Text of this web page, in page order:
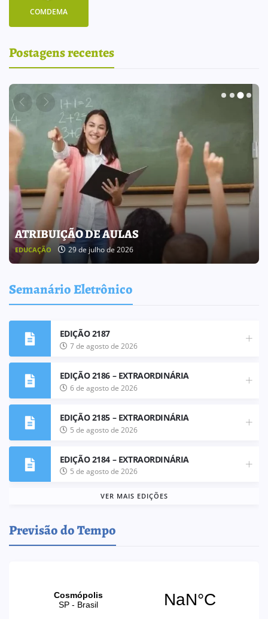
COMDEMA
Postagens recentes
BOLETIM INFORMATIVO 238
BOLETIM INFORMATIVO 25 de julho de 2026
Semanário Eletrônico
EDIÇÃO 2187
7 de agosto de 2026
EDIÇÃO 2186 – EXTRAORDINÁRIA
6 de agosto de 2026
EDIÇÃO 2185 – EXTRAORDINÁRIA
5 de agosto de 2026
EDIÇÃO 2184 – EXTRAORDINÁRIA
5 de agosto de 2026
VER MAIS EDIÇÕES
Previsão do Tempo